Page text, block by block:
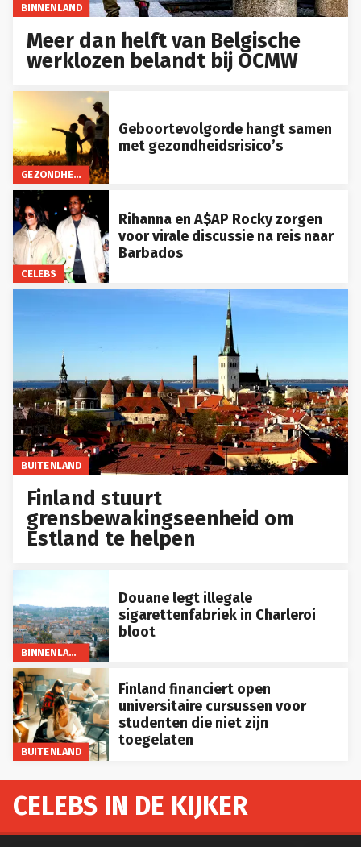
BINNENLAND
Meer dan helft van Belgische
werklozen belandt bij OCMW
GEZONDHEID
Geboortevolgorde hangt samen
met gezondheidsrisico’s
CELEBS
Rihanna en A$AP Rocky zorgen
voor virale discussie na reis naar
Barbados
BUITENLAND
Finland stuurt
grensbewakingseenheid om
Estland te helpen
BINNENLAND
Douane legt illegale
sigarettenfabriek in Charleroi
bloot
BUITENLAND
Finland financiert open
universitaire cursussen voor
studenten die niet zijn
toegelaten
CELEBS IN DE KIJKER